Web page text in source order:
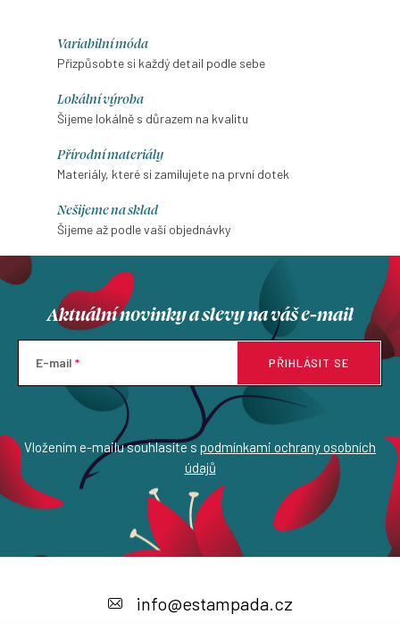
Variabilní móda
Přizpůsobte si každý detail podle sebe
Lokální výroba
Šijeme lokálně s důrazem na kvalitu
Přírodní materiály
Materiály, které si zamilujete na první dotek
Nešijeme na sklad
Šijeme až podle vaší objednávky
Aktuální novinky a slevy na váš e-mail
E-mail
Vložením e-mailu souhlasíte s podmínkami ochrany osobních
údajů
PŘIHLÁSIT SE
info@estampada.cz